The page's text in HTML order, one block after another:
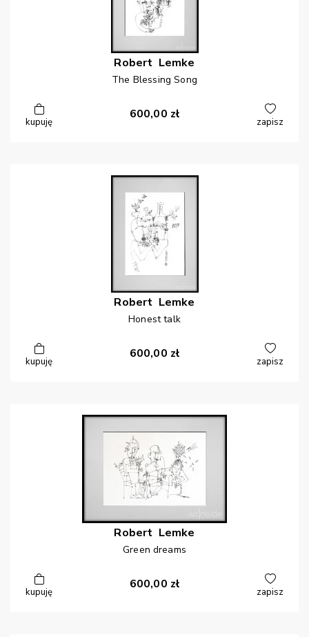
Robert Lemke
The Blessing Song
kupuję
600,00 zł
zapisz
Robert Lemke
Honest talk
kupuję
600,00 zł
zapisz
Robert Lemke
Green dreams
kupuję
600,00 zł
zapisz